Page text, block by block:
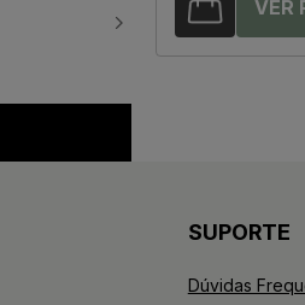
SUPORTE
Dúvidas